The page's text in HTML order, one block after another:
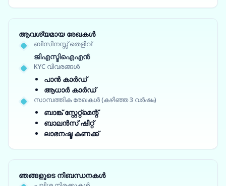
ആവശ്യമായ രേഖകൾ
ബിസിനസ്സ് തെളിവ്
ജിഎസ്ടിഐഎൻ
KYC വിവരങ്ങൾ
പാൻ കാർഡ്
ആധാർ കാർഡ്
സാമ്പത്തിക രേഖകൾ (കഴിഞ്ഞ 3 വർഷം)
ബാങ്ക് സ്റ്റേറ്റ്‌മെന്റ്
ബാലൻസ് ഷീറ്റ്
ലാഭനഷ്ട കണക്ക്
ഞങ്ങളുടെ നിബന്ധനകൾ